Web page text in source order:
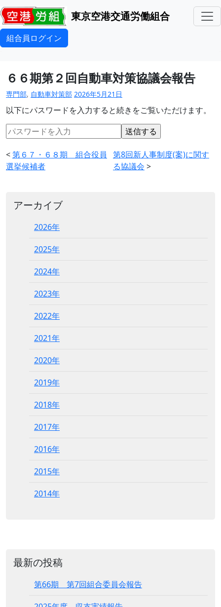
東京空港交通労働組合
組合員ログイン
アーカイブ
2026年
2025年
2024年
2023年
2022年
2021年
2020年
2019年
2018年
2017年
2016年
2015年
2014年
６６期第２回自動車対策協議会報告
専門部, 自動車対策部 2026年5月21日
以下にパスワードを入力すると続きをご覧いただけます。
<第６７・６８期 組合役員
選挙候補者
第8回新人事制度(案)に関す
る協議会 >
最新の投稿
第66期 第7回組合委員会報告